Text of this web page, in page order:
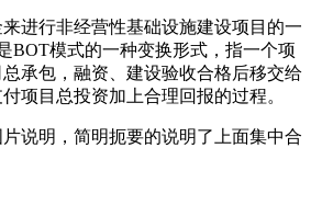
进行非经营性基础设施建设项目的一
BOT模式的一种变换形式，指一个项
承包，融资、建设验收合格后移交给
项目总投资加上合理回报的过程。
说明，简明扼要的说明了上面集中合